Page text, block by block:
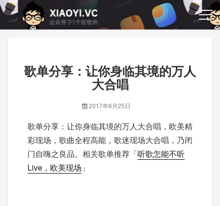
歌单分享：让你身临其境的万人
大合唱
2017年6月25日
歌单分享：让你身临其境的万人大合唱，欧美精
彩现场，歌曲全程高能，歌迷现场大合唱，乃闭
门自嗨之良品。相关歌单推荐「听歌怎能不听
Live，欧美现场 」